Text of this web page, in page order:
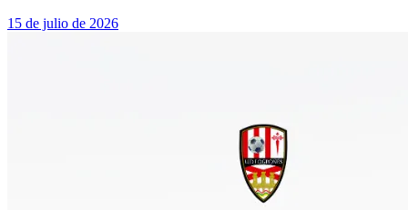
15 de julio de 2026